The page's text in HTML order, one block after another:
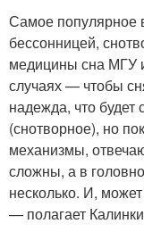
Самое популярное
бессонницей,
медицины сна МГУ
случаях — чтобы
надежда, что будет
(снотворное), но
механизмы,
сложны, а в
несколько. И,
— полагает